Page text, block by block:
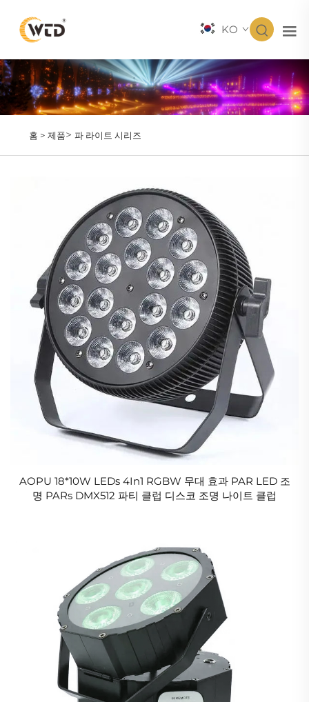
KO
홈 > 제품> 파 라이트 시리즈
AOPU 18*10W LEDs 4In1 RGBW 무대 효과 PAR LED 조
명 PARs DMX512 파티 클럽 디스코 조명 나이트 클럽